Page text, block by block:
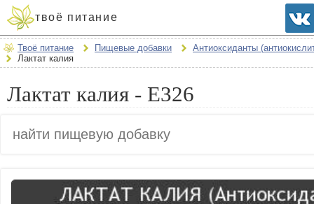
твоё питание
Твоё питание Пищевые добавки
Антиоксиданты
Лактат калия
Лактат калия - E326